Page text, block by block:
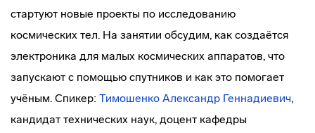
стартуют новые проекты по исследованию
космических тел. На занятии обсудим, как создаётся
электроника для малых космических аппаратов, что
запускают с помощью спутников и как это помогает
учёным. Спикер: Тимошенко Александр Геннадиевич,
кандидат технических наук, доцент кафедры